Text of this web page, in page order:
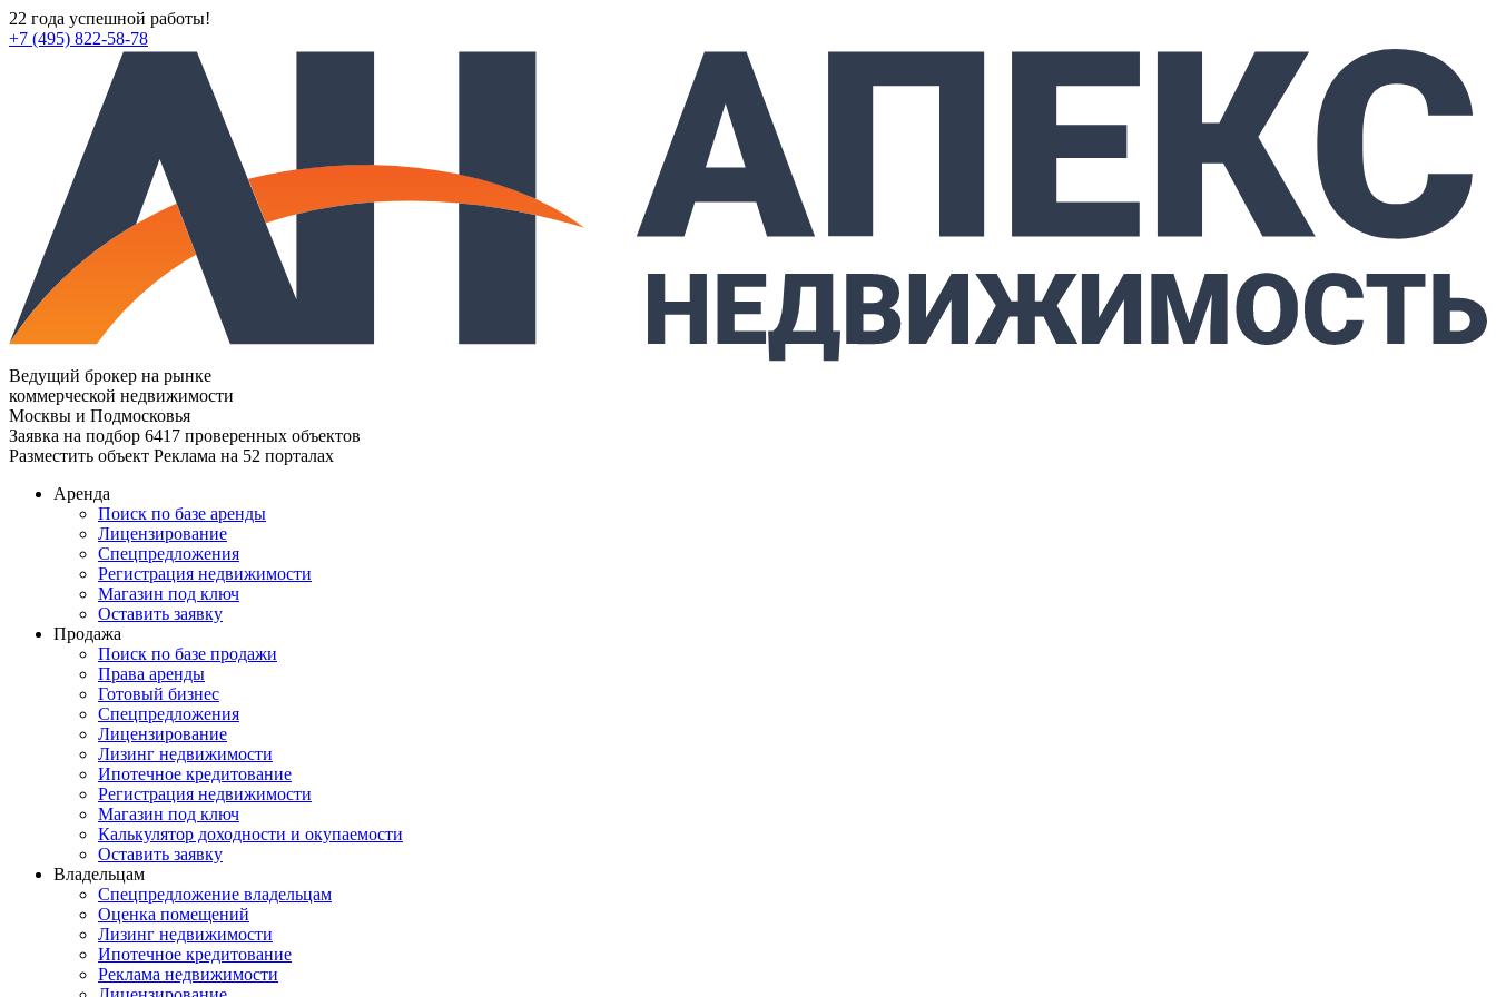
22 года успешной работы!
+7 (495) 822-58-78
Ведущий брокер на рынке
коммерческой недвижимости
Москвы и Подмосковья
Заявка на подбор 6417 проверенных объектов
Разместить объект Реклама на 52 порталах
Аренда
Поиск по базе аренды
Лицензирование
Спецпредложения
Регистрация недвижимости
Магазин под ключ
Оставить заявку
Продажа
Поиск по базе продажи
Права аренды
Готовый бизнес
Спецпредложения
Лицензирование
Лизинг недвижимости
Ипотечное кредитование
Регистрация недвижимости
Магазин под ключ
Калькулятор доходности и окупаемости
Оставить заявку
Владельцам
Спецпредложение владельцам
Оценка помещений
Лизинг недвижимости
Ипотечное кредитование
Реклама недвижимости